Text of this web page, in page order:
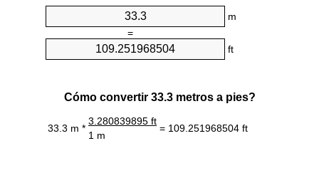
m
=
ft
Cómo convertir 33.3 metros a pies?
33.3 m *
3.280839895 ft
= 109.251968504 ft
1 m